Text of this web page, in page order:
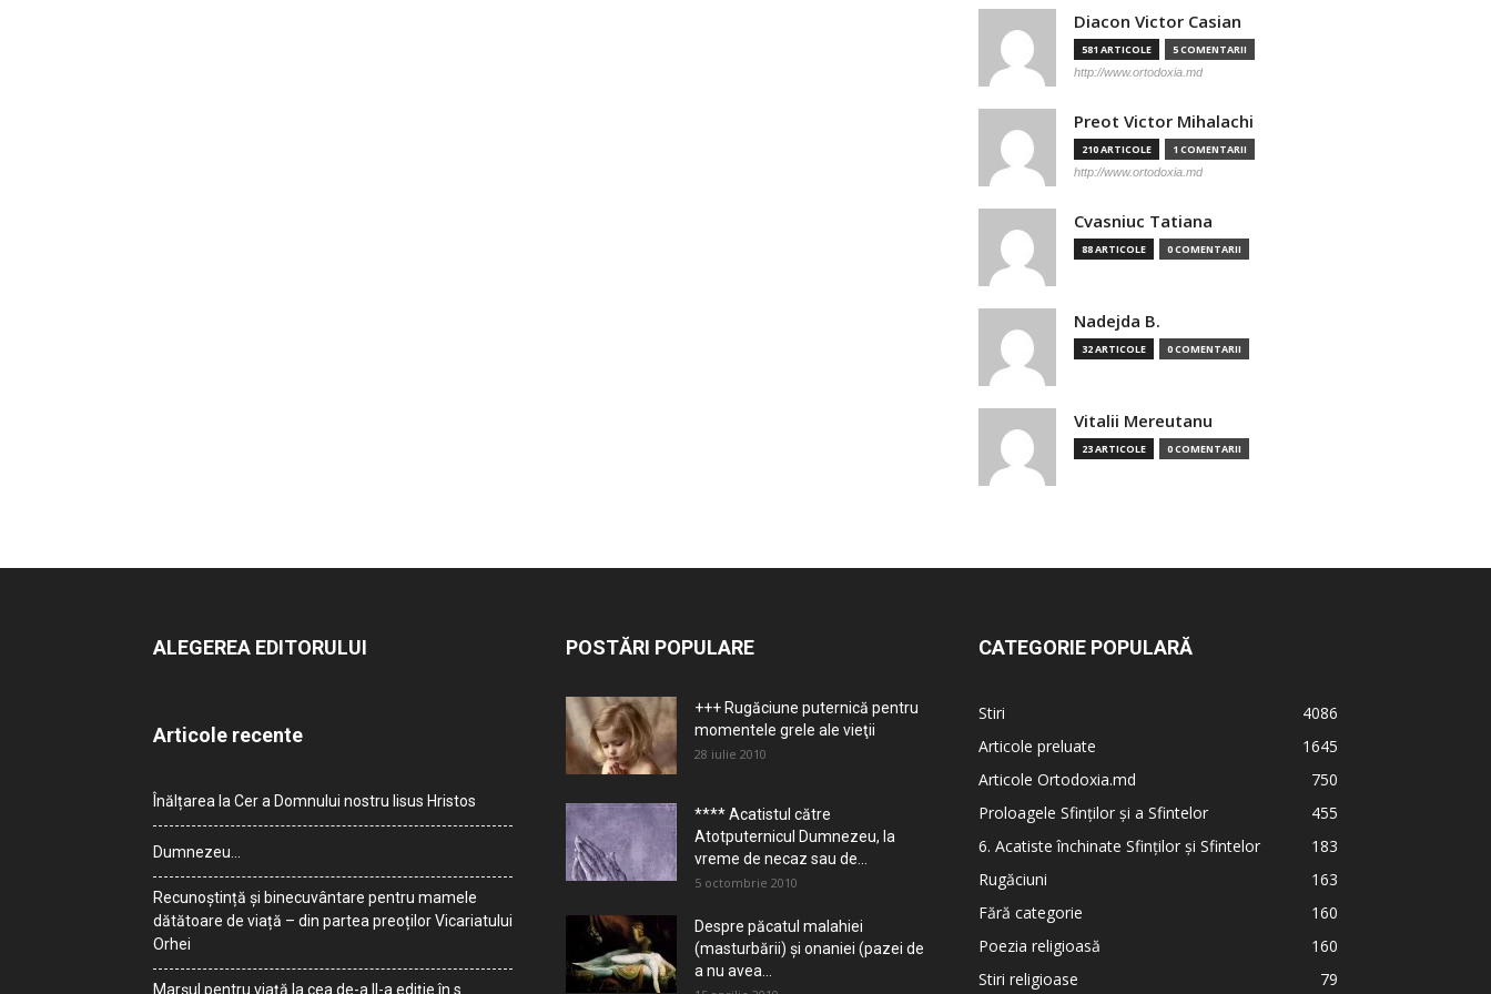
Diacon Victor Casian
581 ARTICOLE 5 COMENTARII
http://www.ortodoxia.md
Preot Victor Mihalachi
210 ARTICOLE 1 COMENTARII
http://www.ortodoxia.md
Cvasniuc Tatiana
88 ARTICOLE 0 COMENTARII
Nadejda B.
32 ARTICOLE 0 COMENTARII
Vitalii Mereutanu
23 ARTICOLE 0 COMENTARII
ALEGEREA EDITORULUI
Articole recente
Înălțarea la Cer a Domnului nostru Iisus Hristos
Dumnezeu…
Recunoștință și binecuvântare pentru mamele
dătătoare de viață – din partea preoților Vicariatului
Orhei
Marșul pentru viață la cea de-a II-a ediție în s.
POSTĂRI POPULARE
+++ Rugăciune puternică pentru
momentele grele ale vieţii
28 iulie 2010
**** Acatistul către
Atotputernicul Dumnezeu, la
vreme de necaz sau de...
5 octombrie 2010
Despre păcatul malahiei
(masturbării) şi onaniei (pazei de
a nu avea...
CATEGORIE POPULARĂ
Stiri
4086
Articole preluate
1645
Articole Ortodoxia.md
750
Proloagele Sfinților și a Sfintelor
455
6. Acatiste închinate Sfinților și Sfintelor
183
Rugăciuni
163
Fără categorie
160
Poezia religioasă
160
Stiri religioase
79